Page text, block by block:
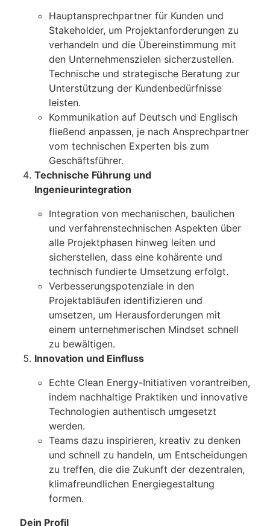
Hauptansprechpartner für Kunden und
Stakeholder, um Projektanforderungen zu
verhandeln und die Übereinstimmung mit
den Unternehmenszielen sicherzustellen.
Technische und strategische Beratung zur
Unterstützung der Kundenbedürfnisse
leisten.
Kommunikation auf Deutsch und Englisch
fließend anpassen, je nach Ansprechpartner
vom technischen Experten bis zum
Geschäftsführer.
Technische Führung und
Ingenieurintegration
Integration von mechanischen, baulichen
und verfahrenstechnischen Aspekten über
alle Projektphasen hinweg leiten und
sicherstellen, dass eine kohärente und
technisch fundierte Umsetzung erfolgt.
Verbesserungspotenziale in den
Projektabläufen identifizieren und
umsetzen, um Herausforderungen mit
einem unternehmerischen Mindset schnell
zu bewältigen.
Innovation und Einfluss
Echte Clean Energy-Initiativen vorantreiben,
indem nachhaltige Praktiken und innovative
Technologien authentisch umgesetzt
werden.
Teams dazu inspirieren, kreativ zu denken
und schnell zu handeln, um Entscheidungen
zu treffen, die die Zukunft der dezentralen,
klimafreundlichen Energiegestaltung
formen.
Dein Profil